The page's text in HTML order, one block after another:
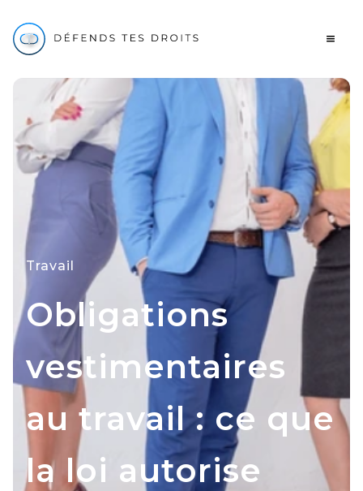
Travail
Obligations
vestimentaires
au travail : ce que
la loi autorise